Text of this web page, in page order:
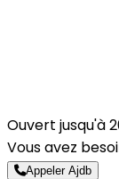
Ouvert jusqu'à
Vous avez
Appeler Ajdb